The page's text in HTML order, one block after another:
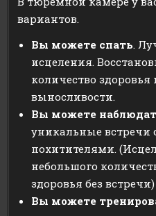
вариантов.
Вы можете спать.
исцеления.
количество
выносливости.
Вы можете
уникальные встречи
похитителями.
небольшого
здоровья без встречи)
Вы можете